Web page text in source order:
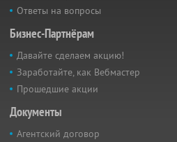
Ответы на вопросы
Бизнес-Партнёрам
Давайте сделаем акцию!
Заработайте, как Вебмастер
Прошедшие акции
Документы
Агентский договор